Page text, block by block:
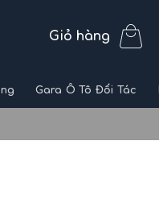
Giỏ hàng
Gara Ô Tô Đối Tác